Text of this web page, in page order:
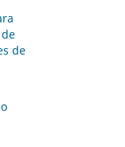
de